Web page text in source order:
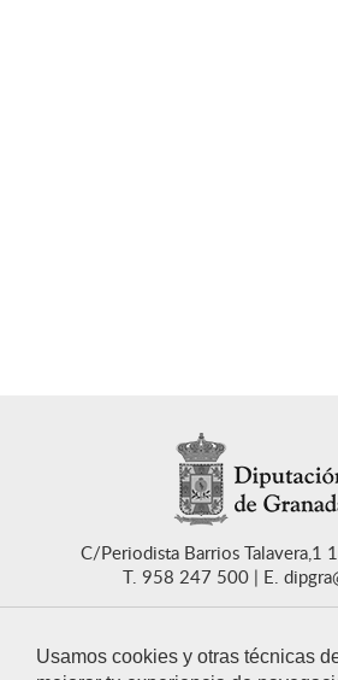
Usamos cookies y otras técnicas
C/Periodista Barrios Talavera,1
T. 958 247 500
E.